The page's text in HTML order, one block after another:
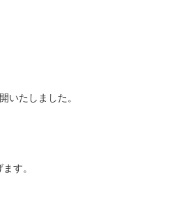
いたしました。
す。